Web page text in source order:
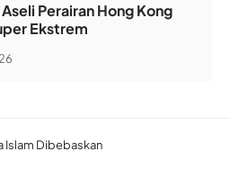
Perairan Hong Kong
Ekstrem
Islam Dibebaskan